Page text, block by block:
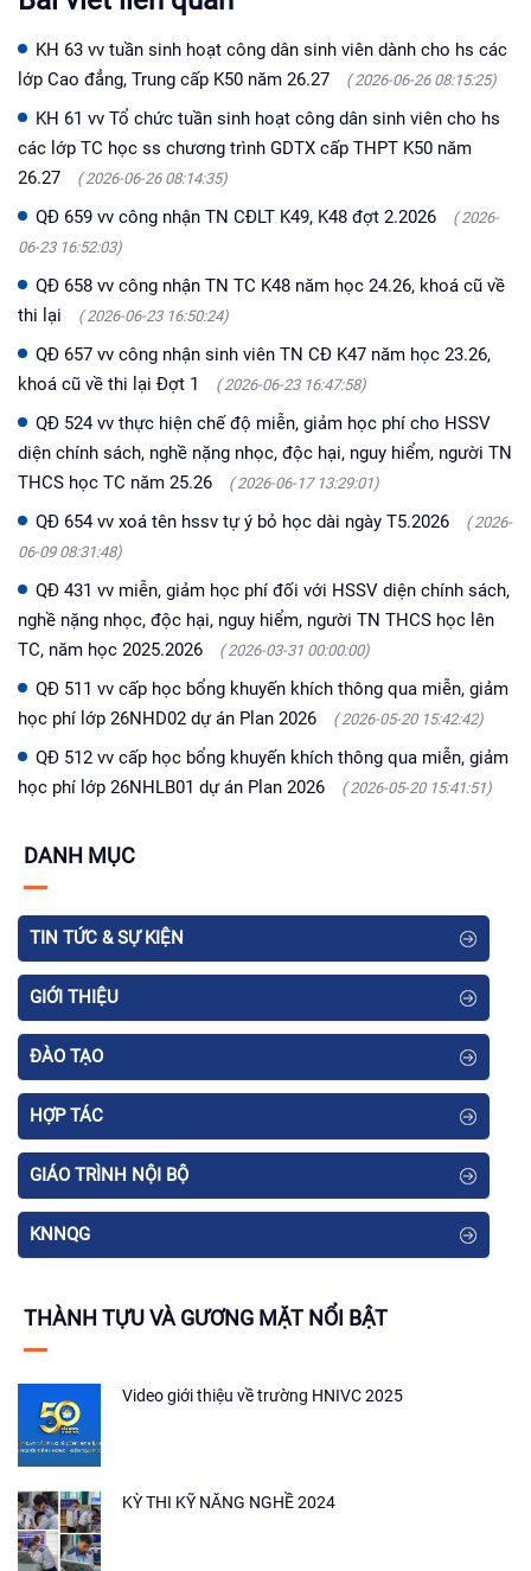
KH 63 vv tuần sinh hoạt công dân sinh viên dành cho hs các
lớp Cao đẳng, Trung cấp K50 năm 26.27
( 2026-06-26 08:15:25)
KH 61 vv Tổ chức tuần sinh hoạt công dân sinh viên cho hs
các lớp TC học ss chương trình GDTX cấp THPT K50 năm
26.27
( 2026-06-26 08:14:35)
QĐ 659 vv công nhận TN CĐLT K49, K48 đợt 2.2026
( 2026-
06-23 16:52:03)
QĐ 658 vv công nhận TN TC K48 năm học 24.26, khoá cũ về
thi lại
( 2026-06-23 16:50:24)
QĐ 657 vv công nhận sinh viên TN CĐ K47 năm học 23.26,
khoá cũ về thi lại Đợt 1
( 2026-06-23 16:47:58)
QĐ 524 vv thực hiện chế độ miễn, giảm học phí cho HSSV
diện chính sách, nghề nặng nhọc, độc hại, nguy hiểm, người TN
THCS học TC năm 25.26
( 2026-06-17 13:29:01)
QĐ 654 vv xoá tên hssv tự ý bỏ học dài ngày T5.2026
( 2026-
06-09 08:31:48)
QĐ 431 vv miễn, giảm học phí đối với HSSV diện chính sách,
nghề nặng nhọc, độc hại, nguy hiểm, người TN THCS học lên
TC, năm học 2025.2026
( 2026-03-31 00:00:00)
QĐ 511 vv cấp học bổng khuyến khích thông qua miễn, giảm
học phí lớp 26NHD02 dự án Plan 2026
( 2026-05-20 15:42:42)
QĐ 512 vv cấp học bổng khuyến khích thông qua miễn, giảm
học phí lớp 26NHLB01 dự án Plan 2026
( 2026-05-20 15:41:51)
DANH MỤC
TIN TỨC & SỰ KIỆN
GIỚI THIỆU
ĐÀO TẠO
HỢP TÁC
GIÁO TRÌNH NỘI BỘ
KNNQG
THÀNH TỰU VÀ GƯƠNG MẶT NỔI BẬT
Video giới thiệu về trường HNIVC 2025
KỲ THI KỸ NĂNG NGHỀ 2024